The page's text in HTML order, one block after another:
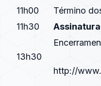
11h00
Término
11h30
Assinatura
13h30
http://